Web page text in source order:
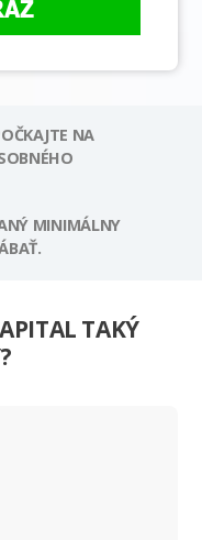
NA
MINIMÁLNY
TAKÝ